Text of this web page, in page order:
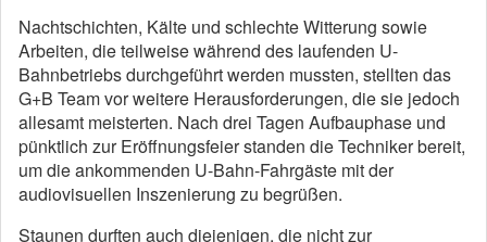
Nachtschichten, Kälte und schlechte Witterung sowie
Arbeiten, die teilweise während des laufenden U-
Bahnbetriebs durchgeführt werden mussten, stellten das
G+B Team vor weitere Herausforderungen, die sie jedoch
allesamt meisterten. Nach drei Tagen Aufbauphase und
pünktlich zur Eröffnungsfeier standen die Techniker bereit,
um die ankommenden U-Bahn-Fahrgäste mit der
audiovisuellen Inszenierung zu begrüßen.
Staunen durften auch diejenigen, die nicht zur